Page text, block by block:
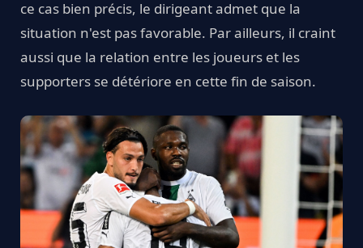
ce cas bien précis, le dirigeant admet que la
situation n'est pas favorable. Par ailleurs, il craint
aussi que la relation entre les joueurs et les
supporters se détériore en cette fin de saison.